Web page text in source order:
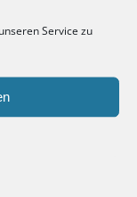
Service zu
hunn vun
Et
awer